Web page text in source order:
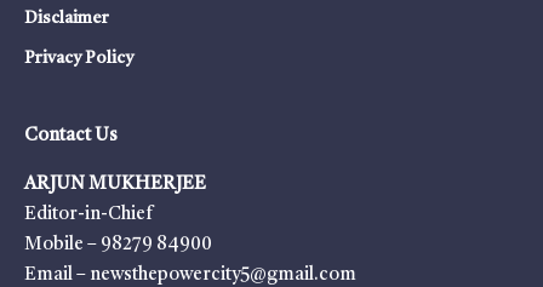
Disclaimer
Privacy Policy
Contact Us
ARJUN MUKHERJEE
Editor-in-Chief
Mobile – 98279 84900
Email – newsthepowercity5@gmail.com